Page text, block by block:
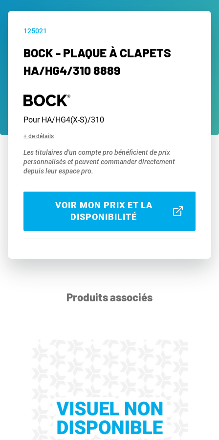
125021
BOCK - PLAQUE À CLAPETS
HA/HG4/310 8889
Pour HA/HG4(X-S)/310
+ de détails
Les titulaires d'un compte pro bénéficient de prix
personnalisés et peuvent commander directement
depuis leur espace pro.
VOIR MON PRIX ET LA
DISPONIBILITÉ
Produits associés